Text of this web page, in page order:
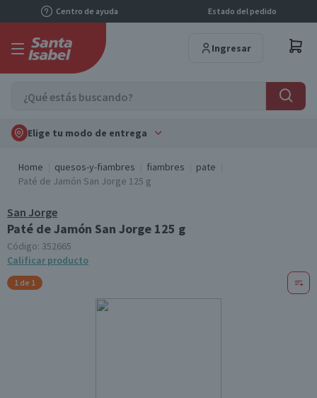
Centro de ayuda Estado del pedido
Ingresar
Elige tu modo de entrega
Home quesos-y-fiambres fiambres
pate
Paté de Jamón San Jorge 125 g
San Jorge
Paté de Jamón San Jorge 125 g
Código: 352665
Calificar producto
1 de 1